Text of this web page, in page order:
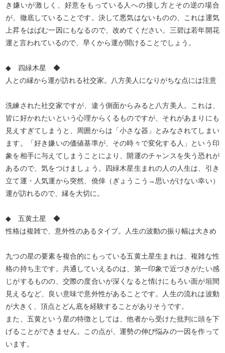
き嫌いが激しく、好意をもっている人への接し方とその逆の場合
が、徹底していることです。決して悪気はないものの、これは運気
上昇をはばむ一因にもなるので、改めてください。三碧は若年開花
運と言われているので、早くから運が開けることでしょう。
◆ 四緑木星 ◆
人との縁から運が訪れる社交家。八方美人になりがちな点には注意
洗練された社交家ですが、違う側面からみると八方美人。これは、
皆に好かれたいという心理からくるものですが、それがあまりにも
見えすぎてしまうと、周囲からは「小さな器」とみなされてしまい
ます。「好き嫌いの価値基準が、その時々で変化する人」という印
象を相手に与えてしまうことにより、開運のチャンスを失う恐れが
あるので、気をつけましょう。四緑木星生まれの人の人生は、引き
立て運・人気運から突然、僥倖（ぎょうこう→思いがけない幸い）
運が訪れるので、縁を大切に。
◆ 五黄土星 ◆
性格は複雑で、意外性のあるタイプ。人生の波動の振り幅は大きめ
九つの星の要素を複合的にもっている五黄土星生まれは、複雑な性
格の持ち主です。共通していえるのは、第一印象で近づきがたい感
じがするものの、交際の度合いが深くなると情けにもろい面が垣間
見えるなど、良い意味で意外性があることです。人生の流れは波動
が大きく、頂点とどん底を経験することがありそうです。
また、五黄という星の特徴としては、他者から受けた批判に頭を下
げることができません。この点が、運勢の伸び悩みの一因を作って
います。